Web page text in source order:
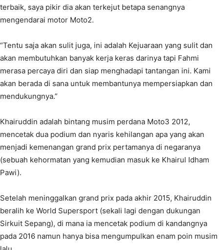
terbaik, saya pikir dia akan terkejut betapa senangnya
mengendarai motor Moto2.
“Tentu saja akan sulit juga, ini adalah Kejuaraan yang sulit dan
akan membutuhkan banyak kerja keras darinya tapi Fahmi
merasa percaya diri dan siap menghadapi tantangan ini. Kami
akan berada di sana untuk membantunya mempersiapkan dan
mendukungnya.”
Khairuddin adalah bintang musim perdana Moto3 2012,
mencetak dua podium dan nyaris kehilangan apa yang akan
menjadi kemenangan grand prix pertamanya di negaranya
(sebuah kehormatan yang kemudian masuk ke Khairul Idham
Pawi).
Setelah meninggalkan grand prix pada akhir 2015, Khairuddin
beralih ke World Supersport (sekali lagi dengan dukungan
Sirkuit Sepang), di mana ia mencetak podium di kandangnya
pada 2016 namun hanya bisa mengumpulkan enam poin musim